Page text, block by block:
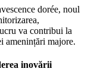
dorée, noul
va contribui la
amenințări majore.
inovării